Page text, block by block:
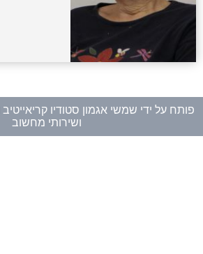
פותח על ידי שמשי אגמון סטודיו קריאייטיב
ושירותי מחשוב